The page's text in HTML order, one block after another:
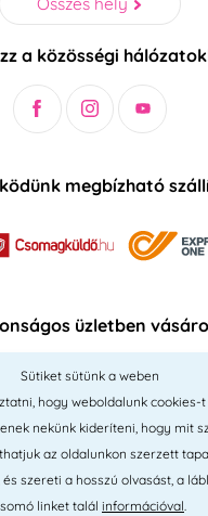
a közösségi
megbízható
üzletben
Sütiket sütünk a weben
hogy weboldalunk cookies-t
nekünk kideríteni, hogy mit
az oldalunkon szerzett
szereti a hosszú olvasást, a
linket talál információval.